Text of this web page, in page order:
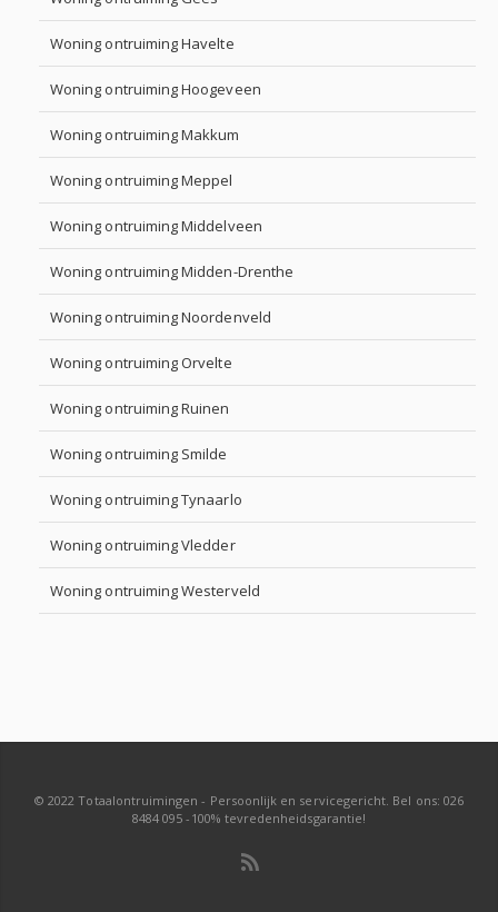
Woning ontruiming Havelte
Woning ontruiming Hoogeveen
Woning ontruiming Makkum
Woning ontruiming Meppel
Woning ontruiming Middelveen
Woning ontruiming Midden-Drenthe
Woning ontruiming Noordenveld
Woning ontruiming Orvelte
Woning ontruiming Ruinen
Woning ontruiming Smilde
Woning ontruiming Tynaarlo
Woning ontruiming Vledder
Woning ontruiming Westerveld
© 2022 Totaalontruimingen - Persoonlijk en servicegericht. Bel ons: 026
8484 095 -100% tevredenheidsgarantie!